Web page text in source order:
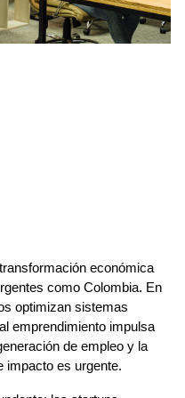
económica
como Colombia. En
optimizan sistemas
emprendimiento impulsa
de empleo y la
impacto es urgente.